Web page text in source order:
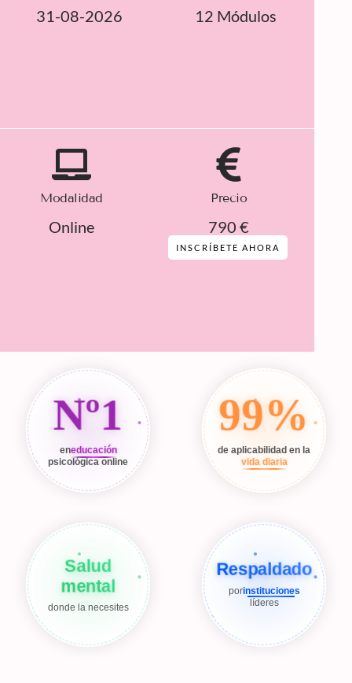
31-08-2026 12 Módulos
Modalidad
Online
Precio
790 €
INSCRÍBETE AHORA
Nº1
eneducación
psicológica online
99%
de aplicabilidad en la
vida diaria
Salud
mental
donde la necesites
Respaldado
porinstituciones
líderes